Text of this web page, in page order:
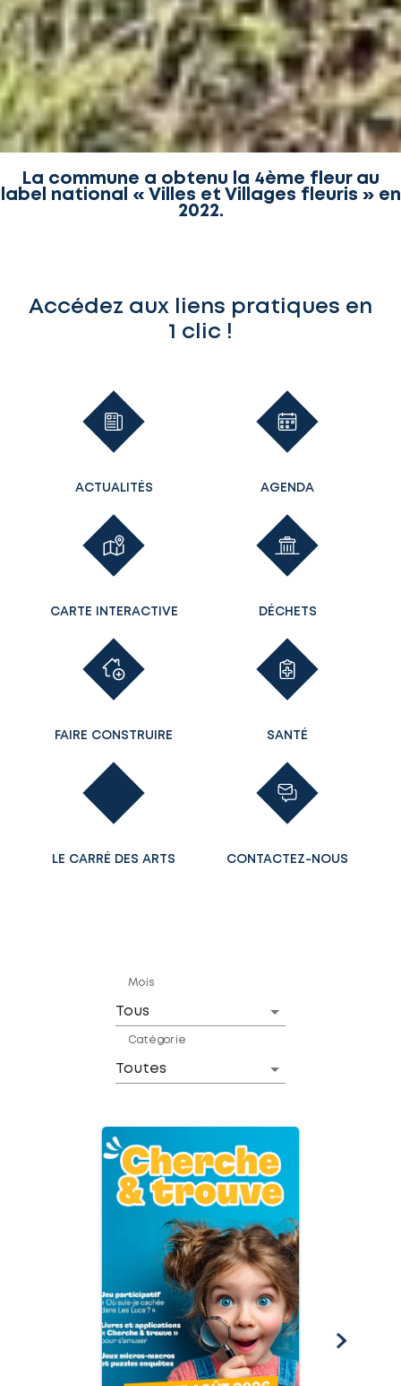
La commune a obtenu la 4ème fleur au
label national « Villes et Villages fleuris » en
2022.
Accédez aux liens pratiques en
1 clic !
ACTUALITÉS AGENDA
CARTE INTERACTIVE DÉCHETS
FAIRE CONSTRUIRE SANTÉ
LE CARRÉ DES ARTS CONTACTEZ-NOUS
Mois
Catégorie